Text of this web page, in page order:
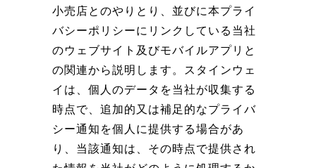
小売店とのやりとり、並びに本プライ
バシーポリシーにリンクしている当社
のウェブサイト及びモバイルアプリと
の関連から説明します。スタインウェ
イは、個人のデータを当社が収集する
時点で、追加的又は補足的なプライバ
シー通知を個人に提供する場合があ
り、当該通知は、その時点で提供され